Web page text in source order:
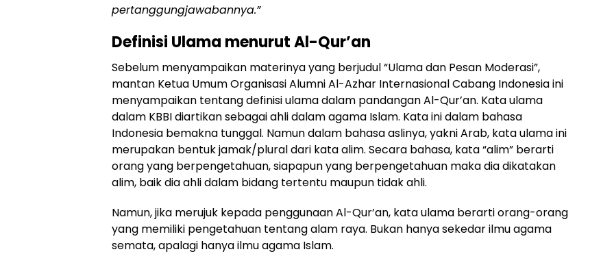
pertanggungjawabannya.”
Definisi Ulama menurut Al-Qur’an
Sebelum menyampaikan materinya yang berjudul “Ulama dan Pesan Moderasi”,
mantan Ketua Umum Organisasi Alumni Al-Azhar Internasional Cabang Indonesia ini
menyampaikan tentang definisi ulama dalam pandangan Al-Qur’an. Kata ulama
dalam KBBI diartikan sebagai ahli dalam agama Islam. Kata ini dalam bahasa
Indonesia bemakna tunggal. Namun dalam bahasa aslinya, yakni Arab, kata ulama ini
merupakan bentuk jamak/plural dari kata alim. Secara bahasa, kata “alim” berarti
orang yang berpengetahuan, siapapun yang berpengetahuan maka dia dikatakan
alim, baik dia ahli dalam bidang tertentu maupun tidak ahli.
Namun, jika merujuk kepada penggunaan Al-Qur’an, kata ulama berarti orang-orang
yang memiliki pengetahuan tentang alam raya. Bukan hanya sekedar ilmu agama
semata, apalagi hanya ilmu agama Islam.